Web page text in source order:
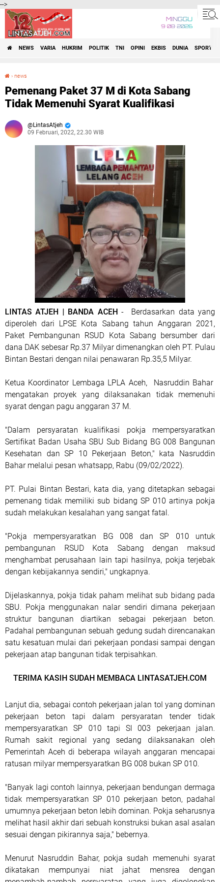
-->
MINGGU
9•08•2026
NEWS VARIA HUKRIM POLITIK TNI OPINI EKBIS DUNIA SPORT
› news
Pemenang Paket 37 M di Kota Sabang
Tidak Memenuhi Syarat Kualifikasi
LintasAtjeh
09 Februari, 2022, 22.30 WIB
LINTAS ATJEH | BANDA ACEH- Berdasarkan data yang
diperoleh dari LPSE Kota Sabang tahun Anggaran 2021,
Paket Pembangunan RSUD Kota Sabang bersumber dari
dana DAK sebesar Rp.37 Milyar dimenangkan oleh PT. Pulau
Bintan Bestari dengan nilai penawaran Rp.35,5 Milyar.
Ketua Koordinator Lembaga LPLA Aceh, Nasruddin Bahar
mengatakan proyek yang dilaksanakan tidak memenuhi
syarat dengan pagu anggaran 37 M.
"Dalam persyaratan kualifikasi pokja mempersyaratkan
Sertifikat Badan Usaha SBU Sub Bidang BG 008 Bangunan
Kesehatan dan SP 10 Pekerjaan Beton," kata Nasruddin
Bahar melalui pesan whatsapp, Rabu (09/02/2022).
PT. Pulai Bintan Bestari, kata dia, yang ditetapkan sebagai
pemenang tidak memiliki sub bidang SP 010 artinya pokja
sudah melakukan kesalahan yang sangat fatal.
"Pokja mempersyaratkan BG 008 dan SP 010 untuk
pembangunan RSUD Kota Sabang dengan maksud
menghambat perusahaan lain tapi hasilnya, pokja terjebak
dengan kebijakannya sendiri," ungkapnya.
Dijelaskannya, pokja tidak paham melihat sub bidang pada
SBU. Pokja menggunakan nalar sendiri dimana pekerjaan
struktur bangunan diartikan sebagai pekerjaan beton.
Padahal pembangunan sebuah gedung sudah direncanakan
satu kesatuan mulai dari pekerjaan pondasi sampai dengan
pekerjaan atap bangunan tidak terpisahkan.
TERIMA KASIH SUDAH MEMBACA LINTASATJEH.COM
Lanjut dia, sebagai contoh pekerjaan jalan tol yang dominan
pekerjaan beton tapi dalam persyaratan tender tidak
mempersyaratkan SP 010 tapi SI 003 pekerjaan jalan.
Rumah sakit regional yang sedang dilaksanakan oleh
Pemerintah Aceh di beberapa wilayah anggaran mencapai
ratusan milyar mempersyaratkan BG 008 bukan SP 010.
"Banyak lagi contoh lainnya, pekerjaan bendungan dermaga
tidak mempersyaratkan SP 010 pekerjaan beton, padahal
umumnya pekerjaan beton lebih dominan. Pokja seharusnya
melihat hasil akhir dari sebuah konstruksi bukan asal asalan
sesuai dengan pikirannya saja," bebernya.
Menurut Nasruddin Bahar, pokja sudah memenuhi syarat
dikatakan mempunyai niat jahat mensrea dengan